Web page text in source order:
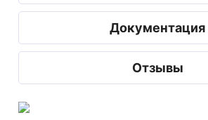
Документация
Отзывы